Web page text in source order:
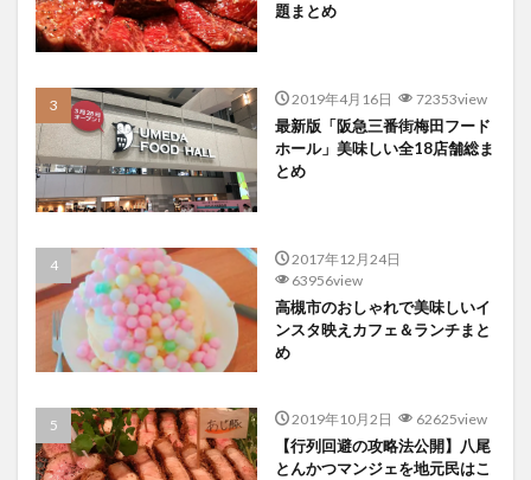
題まとめ
2019年4月16日 72353view
最新版「阪急三番街梅田フード
ホール」美味しい全18店舗総ま
とめ
2017年12月24日
63956view
高槻市のおしゃれで美味しいイ
ンスタ映えカフェ＆ランチまと
め
2019年10月2日 62625view
【行列回避の攻略法公開】八尾
とんかつマンジェを地元民はこ